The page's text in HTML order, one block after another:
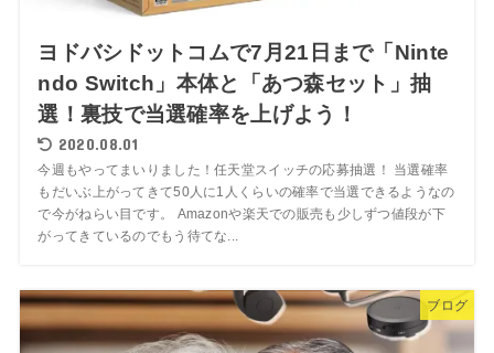
ヨドバシドットコムで7月21日まで「Ninte
ndo Switch」本体と「あつ森セット」抽
選！裏技で当選確率を上げよう！
2020.08.01
今週もやってまいりました！任天堂スイッチの応募抽選！ 当選確率
もだいぶ上がってきて50人に1人くらいの確率で当選できるようなの
で今がねらい目です。 Amazonや楽天での販売も少しずつ値段が下
がってきているのでもう待てな...
ブログ